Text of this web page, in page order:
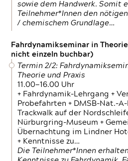
sowie dem Handwerk. Somit
Teilnehmer*Innen den
/ chemischem Grundlage…
Fahrdynamikseminar in
nicht einzeln buchbar)
Termin 2/2:
Theorie und Praxis
11.00—16.00 Uhr
+ Fahrdynamik-Lehrgang +
Probefahrten + DMSB-Nat.-
Trackwalk auf der
Nürburgring-Museum +
Übernachtung im Lindner
+ Kenntnisse zu…
Die Teilnehmer*Innen